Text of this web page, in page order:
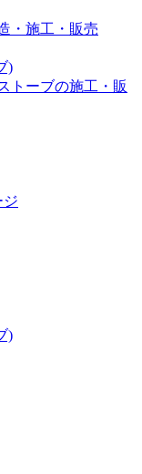
・施工・販売
)
トーブの施工・販
ジ
)